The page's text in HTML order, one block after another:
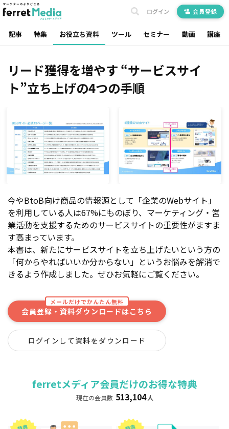
記事 特集 お役立ち資料 ツール セミナー 動画 講座
ログイン 会員登録
リード獲得を増やす “サービスサイ
ト”立ち上げの4つの手順
今やBtoB向け商品の情報源として「企業のWebサイト」
を利用している人は67%にものぼり、マーケティング・営
業活動を支援するためのサービスサイトの重要性がますま
す高まっています。
本書は、新たにサービスサイトを立ち上げたいという方の
「何からやればいいか分からない」というお悩みを解消で
きるよう作成しました。ぜひお気軽にご覧ください。
メールだけでかんたん無料
会員登録・資料ダウンロードはこちら
ログインして資料をダウンロード
ferretメディア会員だけのお得な特典
現在の会員数 513,104 人